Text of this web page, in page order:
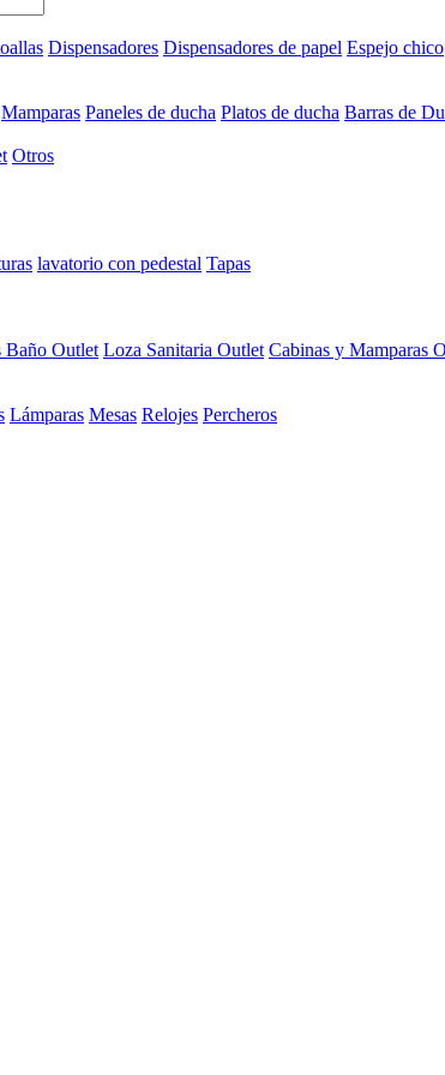
Dispensadores Dispensadores de papel Espejo chico
Mamparas Paneles de ducha Platos de ducha Barras de
Otros
lavatorio con pedestal Tapas
Baño Outlet Loza Sanitaria Outlet Cabinas y Mamparas
Lámparas Mesas Relojes Percheros